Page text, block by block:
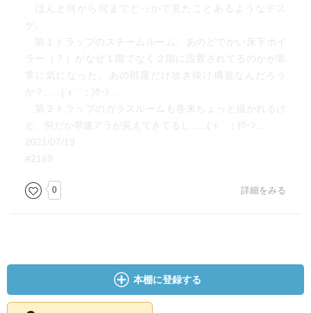
ほんと何から何までどっかで見たことあるようなデス
ゲ。
第１トラップのスチームルーム、あのどでかい床下ボイ
ラー（？）がなぜ１階でなく２階に設置されてるのかが非
常に気になった。あの部屋だけ吹き抜け構造なんだろう
か？......(´ε｀；)ｳｰﾝ…
第２トラップのガラスルームも巻末ちょっと描かれるけ
ど、何だか早速アラが見えてきてるし......(´ε｀；)ｳｰﾝ…
2021/07/19
#2169
0 詳細をみる
本棚に登録する